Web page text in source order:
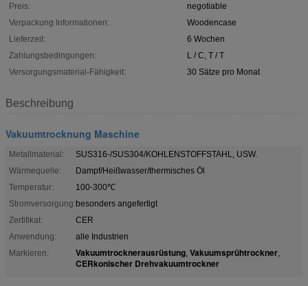
Preis:
negotiable
Verpackung Informationen:
Woodencase
Lieferzeit:
6 Wochen
Zahlungsbedingungen:
L / C, T / T
Versorgungsmaterial-Fähigkeit:
30 Sätze pro Monat
Beschreibung
Vakuumtrocknung Maschine
Metallmaterial:
SUS316-/SUS304/KOHLENSTOFFSTAHL, USW.
Wärmequelle:
Dampf/Heißwasser/thermisches Öl
Temperatur:
100-300℃
Stromversorgung:besonders angefertigt
Zertifikat:
CER
Anwendung:
alle Industrien
Markieren:
Vakuumtrocknerausrüstung, Vakuumsprühtrockner,
CERkonischer Drehvakuumtrockner